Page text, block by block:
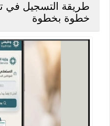
طريقة التسجيل في
خطوة بخطوة